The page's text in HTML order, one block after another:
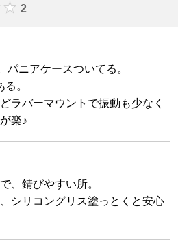
2
パニアケースついてる。
。
ラバーマウントで振動も少なく
楽♪
、錆びやすい所。
シリコングリス塗っとくと安心